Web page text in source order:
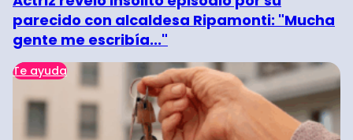
parecido con alcaldesa Ripamonti: "Mucha
gente me escribía..."
Te ayuda